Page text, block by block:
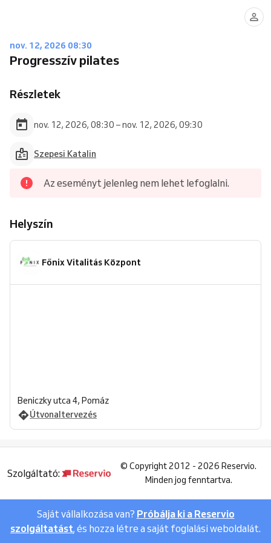
nov. 12, 2026 08:30
Progresszív pilates
Részletek
nov. 12, 2026, 08:30 – nov. 12, 2026, 09:30
Szepesi Katalin
Az eseményt jelenleg nem lehet lefoglalni.
Helyszín
Főnix Vitalitás Központ
Beniczky utca 4, Pomáz
Útvonaltervezés
Szolgáltató:
© Copyright 2012 - 2026 Reservio.
Minden jog fenntartva.
Saját vállalkozása van? Próbálja ki a Reservio
szolgáltatást, és hozza létre a saját foglalási weboldalát.